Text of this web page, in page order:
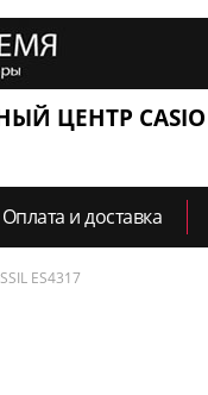
ЦЕНТР CASIO
Оплата и доставка
ES4317